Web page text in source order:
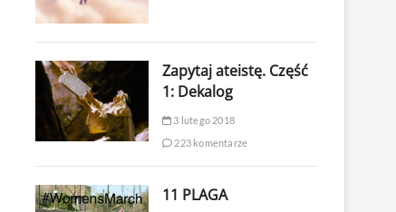
Zapytaj ateistę. Część
1: Dekalog
3 lutego 2018
223 komentarze
11 PLAGA